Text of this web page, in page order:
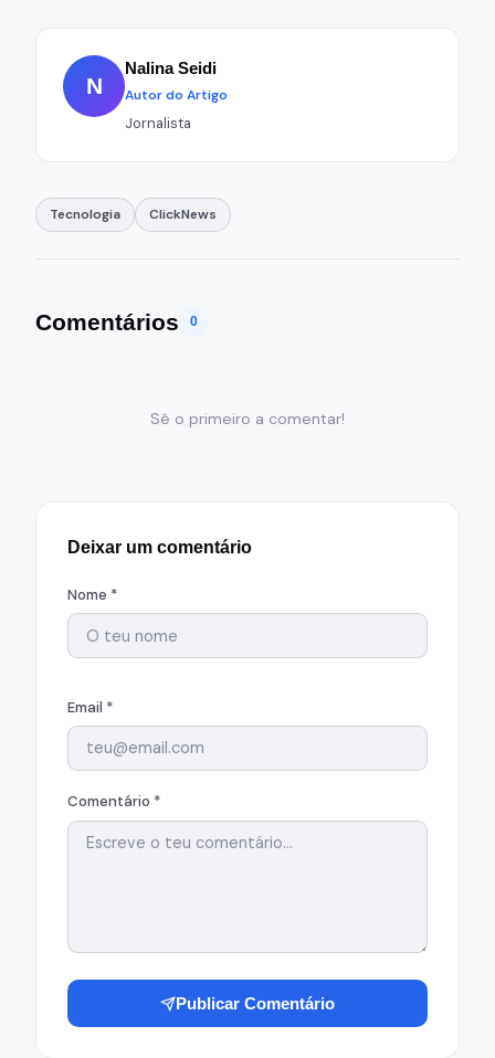
N
Nalina Seidi
Autor do Artigo
Jornalista
Tecnologia ClickNews
Comentários 0
Sê o primeiro a comentar!
Deixar um comentário
Nome *
Email *
Comentário *
Publicar Comentário